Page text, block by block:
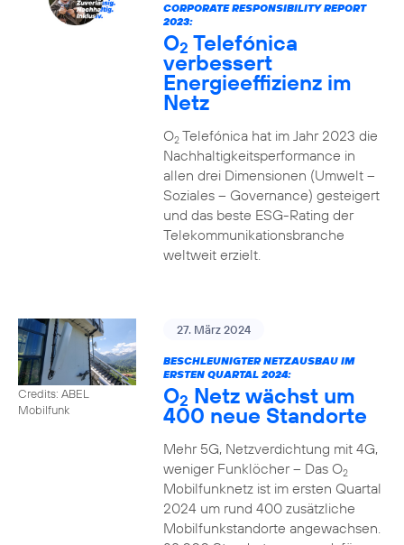
CORPORATE RESPONSIBILITY REPORT
2023:
O2 Telefónica
verbessert
Energieeffizienz im
Netz
O2Telefónica hat im Jahr 2023 die
Nachhaltigkeitsperformance in
allen drei Dimensionen (Umwelt –
Soziales – Governance) gesteigert
und das beste ESG-Rating der
Telekommunikationsbranche
weltweit erzielt.
Credits: ABEL
Mobilfunk
27. März 2024
BESCHLEUNIGTER NETZAUSBAU IM
ERSTEN QUARTAL 2024:
O2 Netz wächst um
400 neue Standorte
Mehr 5G, Netzverdichtung mit 4G,
weniger Funklöcher – Das O2
Mobilfunknetz ist im ersten Quartal
2024 um rund 400 zusätzliche
Mobilfunkstandorte angewachsen.